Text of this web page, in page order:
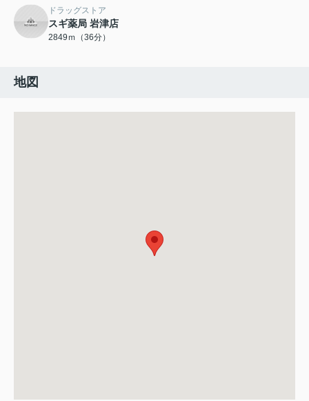
ドラッグストア
スギ薬局 岩津店
2849ｍ（36分）
地図